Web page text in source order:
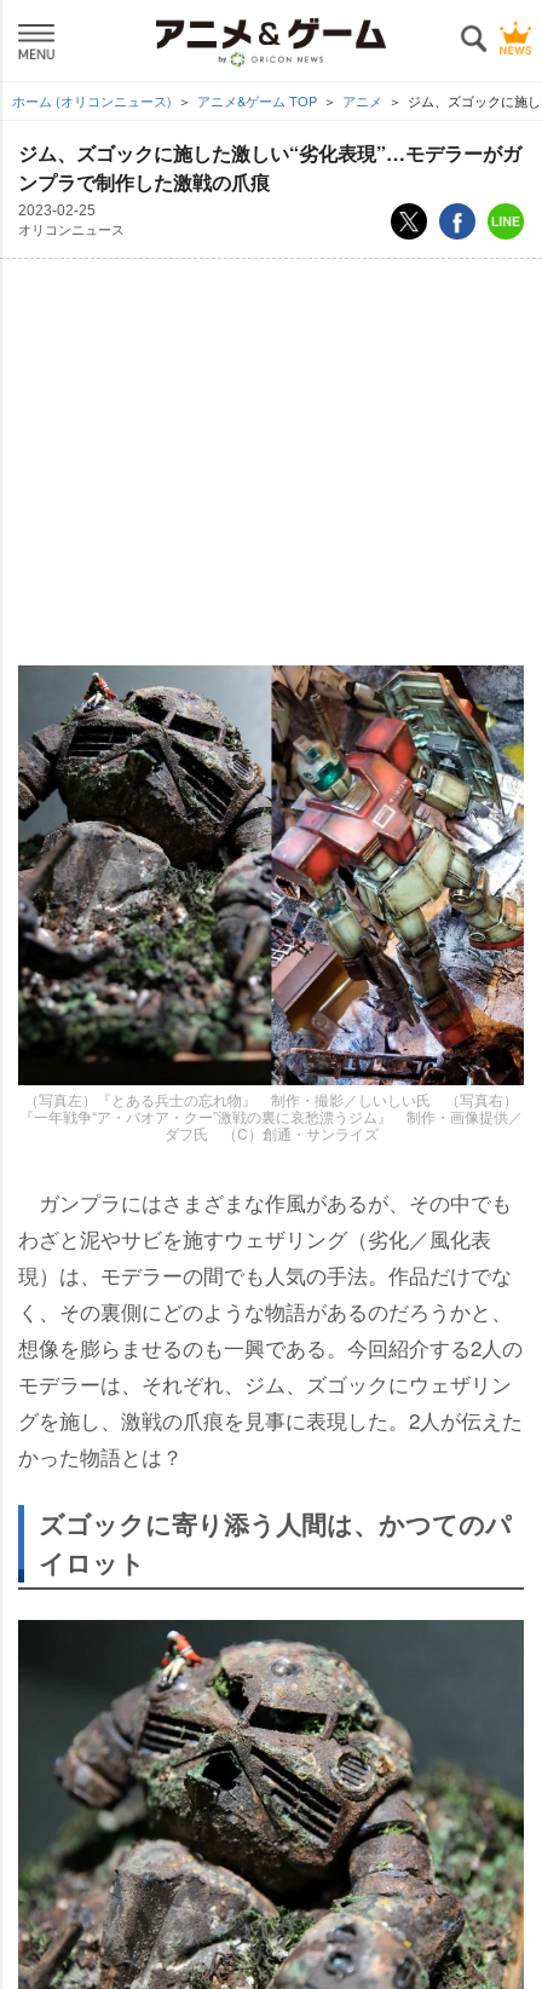
ホーム (オリコンニュース) アニメ&ゲーム TOP アニメ ジム、ズゴックに施
ジム、ズゴックに施した激しい“劣化表現”…モデラーがガ
ンプラで制作した激戦の爪痕
2023-02-25
オリコンニュース
（写真左）『とある兵士の忘れ物』 制作・撮影／しいしい氏 （写真右）
『一年戦争“ア・バオア・クー”激戦の裏に哀愁漂うジム』 制作・画像提供／
ダフ氏 （C）創通・サンライズ
ガンプラにはさまざまな作風があるが、その中でも
わざと泥やサビを施すウェザリング（劣化／風化表
現）は、モデラーの間でも人気の手法。作品だけでな
く、その裏側にどのような物語があるのだろうかと、
想像を膨らませるのも一興である。今回紹介する2人の
モデラーは、それぞれ、ジム、ズゴックにウェザリン
グを施し、激戦の爪痕を見事に表現した。2人が伝えた
かった物語とは？
ズゴックに寄り添う人間は、かつてのパ
イロット